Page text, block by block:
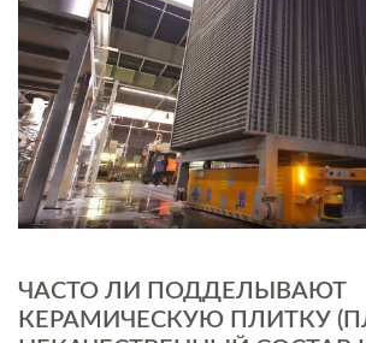
ЧАСТО ЛИ ПОДДЕЛЫВАЮТ
КЕРАМИЧЕСКУЮ ПЛИТКУ